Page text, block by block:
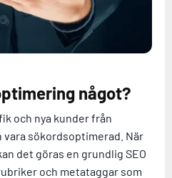
något?
och nya kunder från
vara sökordsoptimerad. När
det göras en grundlig SEO
och metataggar som